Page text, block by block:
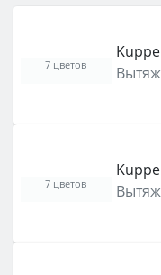
затем смотрите
функции
защита от детей).
7 цветов
7 цветов